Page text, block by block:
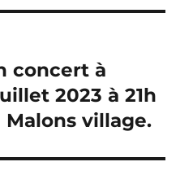
concert à
2023 à 21h
village.